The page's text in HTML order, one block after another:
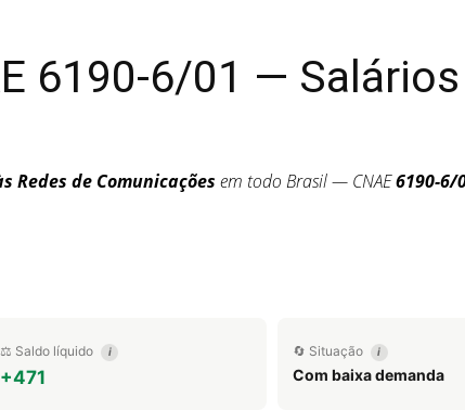
6190-6/01 — Salários
Redes de Comunicações em todo Brasil — CNAE6190-6/
⚖️ Saldo líquido i
+471
🔄 Situação i
Com baixa demanda